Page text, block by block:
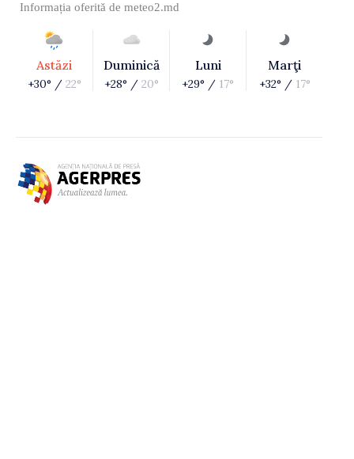
Informația oferită de meteo2.md
Astăzi
+30° / 22°
Duminică
+28° / 20°
Luni
+29° / 17°
Marţi
+32° / 17°